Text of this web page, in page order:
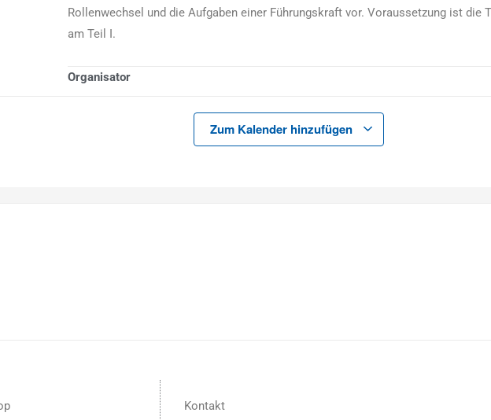
Rollenwechsel und die Aufgaben einer Führungskraft vor. Voraussetzung ist die
am Teil I.
Organisator
Zum Kalender hinzufügen
Kontakt